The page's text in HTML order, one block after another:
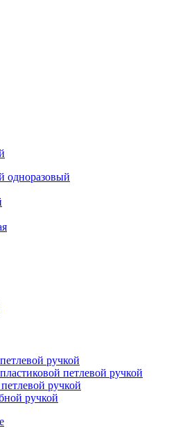
одноразовый
ручкой
петлевой ручкой
ручкой
ручкой